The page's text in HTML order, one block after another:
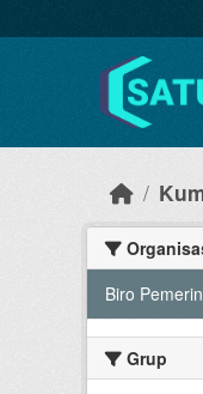
Biro
Grup